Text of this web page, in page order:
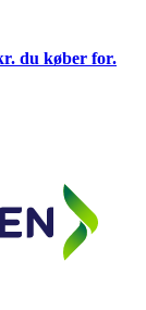
du køber for.